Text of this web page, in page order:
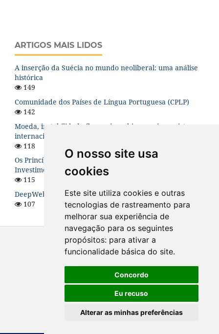
O nosso site usa
cookies
Este site utiliza cookies e outras
tecnologias de rastreamento para
melhorar sua experiência de
navegação para os seguintes
propósitos: para ativar a
funcionalidade básica do site.
Concordo
Eu recuso
Alterar as minhas preferências
ARTIGOS MAIS LIDOS
A inserção da Suécia no mundo neoliberal: uma análise
histórica
149
Comunidade dos Países de Língua Portuguesa (CPLP)
142
Moeda, instabilidade financeira e hierarquia no sistema
internacional
118
Os Princípios de Santiago para os Fundos Soberanos de
Investimento: uma análise teórica
115
DeepWeb: O Lado Sombrio da Internet
107